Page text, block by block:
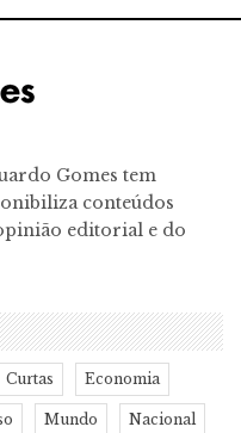
Gomes tem
conteúdos
editorial e do
Curtas Economia
Mundo Nacional